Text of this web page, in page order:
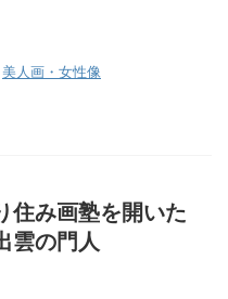
美人画・女性像
住み画塾を開いた
雲の門人